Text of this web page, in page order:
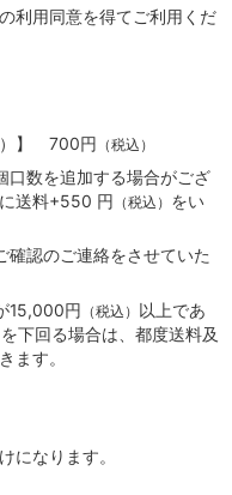
利用同意を得てご利用くだ
）】 700円 （税込）
口数を追加する場合がござ
送料+550 円 （税込） をい
認のご連絡をさせていた
15,000円 （税込） 以上であ
を下回る場合は、都度送料及
ます。
になります。